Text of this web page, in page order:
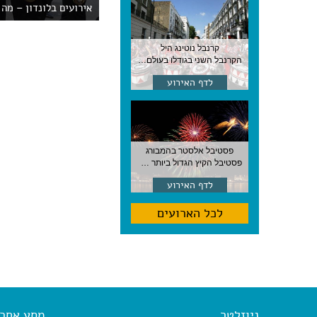
קרנבל נוטינג היל
הקרנבל השני בגודלו בעולם, עם מוזיקה, תהלוכות ותחפושות. לונדון
לדף האירוע
פסטיבל אלסטר בהמבורג
פסטיבל הקיץ הגדול ביותר בהמבורג, סוף אוגוסט, גרמניה
לדף האירוע
לכל הארועים
אירועים בלונדון –